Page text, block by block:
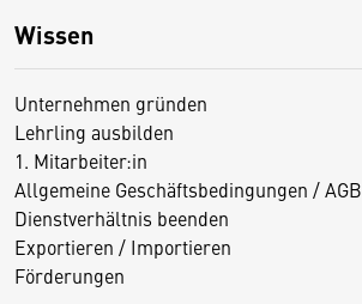
Wissen
Unternehmen gründen
Lehrling ausbilden
1. Mitarbeiter:in
Allgemeine Geschäftsbedingungen / AGB
Dienstverhältnis beenden
Exportieren / Importieren
Förderungen